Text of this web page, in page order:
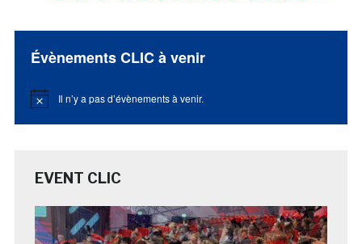
Évènements CLIC à venir
Notice Il n’y a pas d’évènements à venir.
EVENT CLIC